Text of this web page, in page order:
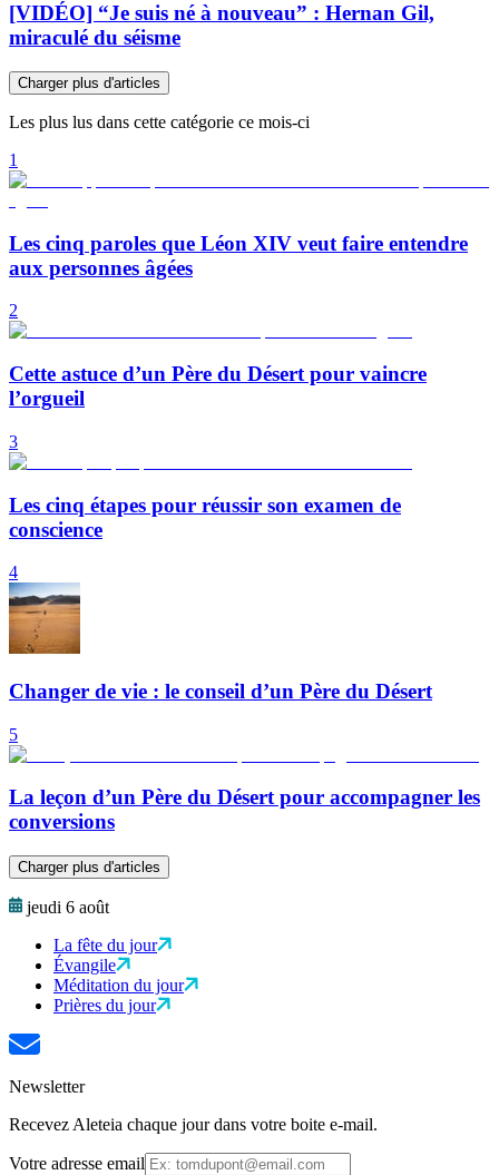
[VIDÉO] “Je suis né à nouveau” : Hernan Gil,
miraculé du séisme
Charger plus d'articles
Les plus lus dans cette catégorie ce mois-ci
1
Les cinq paroles que Léon XIV veut faire entendre
aux personnes âgées
2
Cette astuce d’un Père du Désert pour vaincre
l’orgueil
3
Les cinq étapes pour réussir son examen de
conscience
4
Changer de vie : le conseil d’un Père du Désert
5
La leçon d’un Père du Désert pour accompagner les
conversions
Charger plus d'articles
jeudi 6 août
La fête du jour
Évangile
Méditation du jour
Prières du jour
Newsletter
Recevez Aleteia chaque jour dans votre boite e-mail.
Votre adresse email